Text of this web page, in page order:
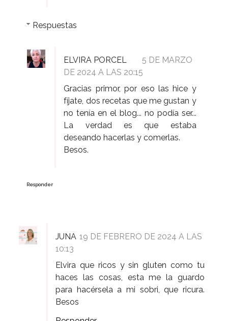
Respuestas
ELVIRA PORCEL
5 DE MARZO
DE 2024 A LAS 20:15
Gracias primor, por eso las hice y
fíjate, dos recetas que me gustan y
no tenía en el blog... no podía ser...
La verdad es que estaba
deseando hacerlas y comerlas.
Besos.
Responder
JUNA 19 DE FEBRERO DE 2024 A LAS
10:13
Elvira que ricos y sin gluten como tu
haces las cosas, esta me la guardo
para hacérsela a mi sobri, que ricura.
Besos